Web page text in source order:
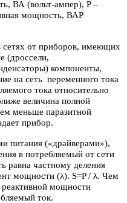
ВА (вольт-ампер), P –
мощность, ВАР
сетях от приборов, имеющих
(дроссели,
компоненты,
на сеть переменного тока
тока относительно
величина полной
меньше паразитной
прибор.
питания («драйверами»),
в потребляемый от сети
равна частному деления
мощности (λ). S=P / λ. Чем
мощности
ток.